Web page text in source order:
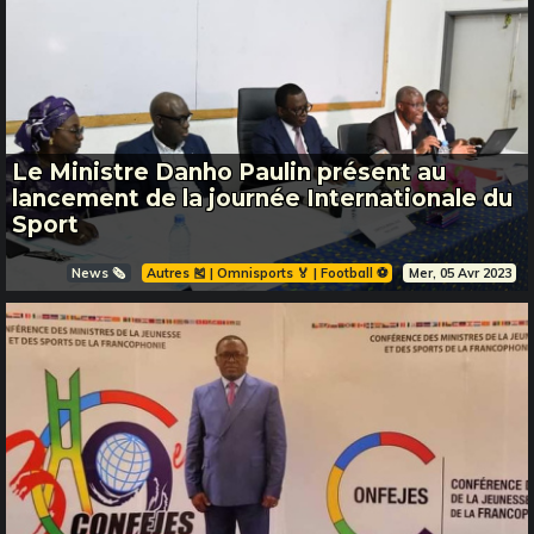
Le Ministre Danho Paulin présent au
lancement de la journée Internationale du
Sport
News 🗞️ Autres 🎽 | Omnisports 🏅 | Football ⚽️ Mer, 05 Avr 2023